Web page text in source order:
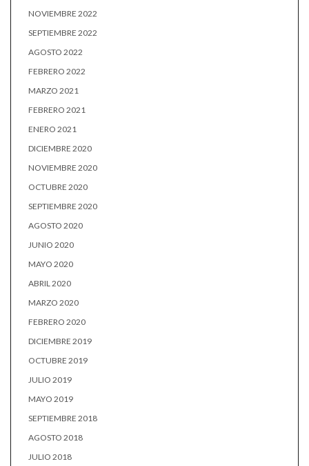
NOVIEMBRE 2022
SEPTIEMBRE 2022
AGOSTO 2022
FEBRERO 2022
MARZO 2021
FEBRERO 2021
ENERO 2021
DICIEMBRE 2020
NOVIEMBRE 2020
OCTUBRE 2020
SEPTIEMBRE 2020
AGOSTO 2020
JUNIO 2020
MAYO 2020
ABRIL 2020
MARZO 2020
FEBRERO 2020
DICIEMBRE 2019
OCTUBRE 2019
JULIO 2019
MAYO 2019
SEPTIEMBRE 2018
AGOSTO 2018
JULIO 2018